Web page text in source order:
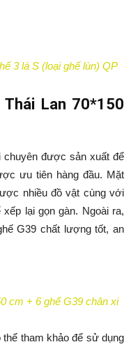
3 lá S (loại ghế lùn) QP
Lan 70*150
chuyên được sản xuất để
ưu tiên hàng đầu. Mặt
nhiều đồ vật cùng với
lại gọn gàn. Ngoài ra,
G39 chất lượng tốt, an
cm + 6 ghế G39 chân xi
tham khảo để sử dụng